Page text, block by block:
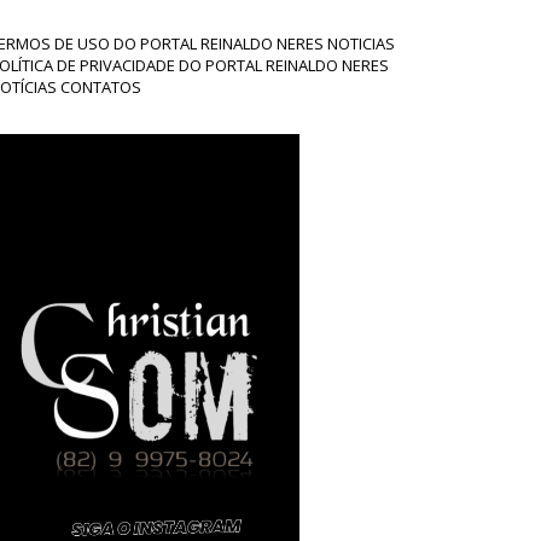
DE USO DO PORTAL REINALDO NERES NOTICIAS
DE PRIVACIDADE DO PORTAL REINALDO NERES
CONTATOS